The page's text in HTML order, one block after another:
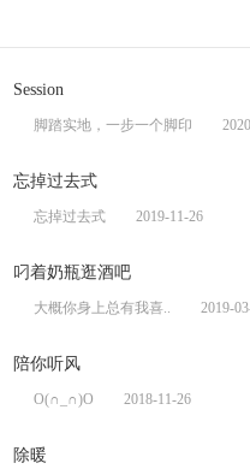
Session
脚踏实地，一步一个脚印
忘掉过去式
忘掉过去式 2019-11-26
叼着奶瓶逛酒吧
大概你身上总有我喜.. 2019-
陪你听风
O(∩_∩)O 2018-11-26
除暖